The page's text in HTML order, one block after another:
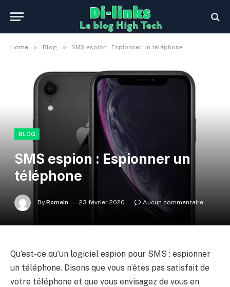
Home » Blog » SMS espion : Espionner un téléphone
BLOG
SMS espion : Espionner un
téléphone
By Romain 23 février 2020 Aucun commentaire
Qu’est-ce qu’un logiciel espion pour SMS : espionner
un téléphone. Disons que vous n’êtes pas satisfait de
votre téléphone et que vous envisagez de vous en